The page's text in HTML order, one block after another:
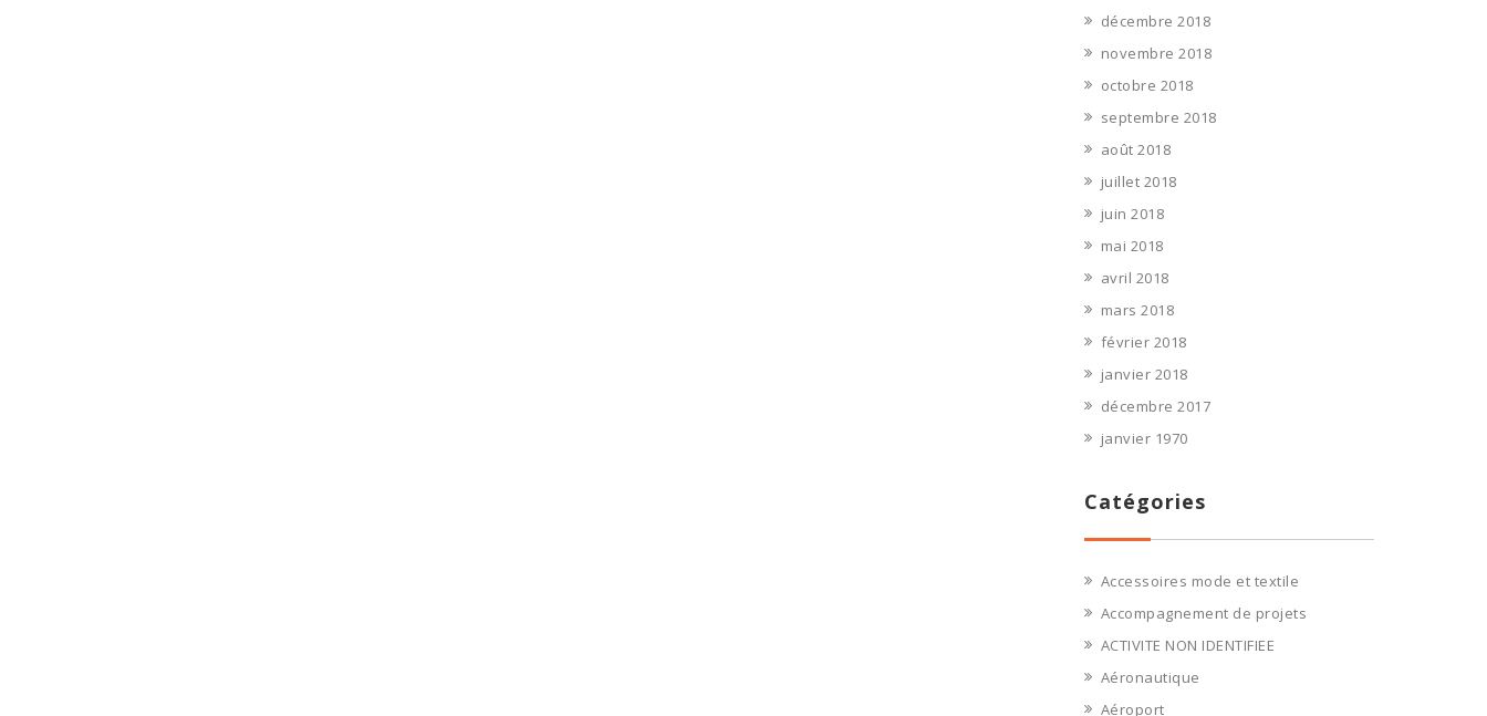
décembre 2018
novembre 2018
octobre 2018
septembre 2018
août 2018
juillet 2018
juin 2018
mai 2018
avril 2018
mars 2018
février 2018
janvier 2018
décembre 2017
janvier 1970
Catégories
Accessoires mode et textile
Accompagnement de projets
ACTIVITE NON IDENTIFIEE
Aéronautique
Aéroport